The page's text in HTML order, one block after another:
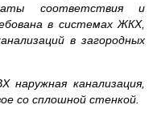
соответствия и
в системах ЖКХ,
в загородных
канализация,
со сплошной стенкой.